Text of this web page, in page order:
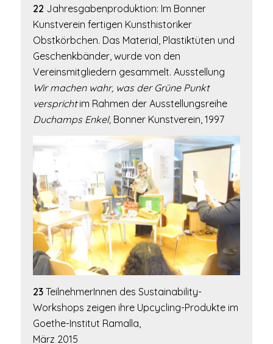
22 Jahresgabenproduktion: Im Bonner
Kunstverein fertigen Kunsthistoriker
Obstkörbchen. Das Material, Plastiktüten und
Geschenkbänder, wurde von den
Vereinsmitgliedern gesammelt. Ausstellung
Wir machen wahr, was der Grüne Punkt
versprichtim Rahmen der Ausstellungsreihe
Duchamps Enkel,Bonner Kunstverein, 1997
23TeilnehmerInnen des Sustainability-
Workshops zeigen ihre Upcycling-Produkte im
Goethe-Institut Ramalla,
März 2015